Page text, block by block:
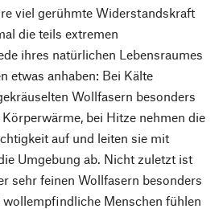
viel gerühmte Widerstandskraft
die teils extremen
ihres natürlichen Lebensraumes
etwas anhaben: Bei Kälte
Wollfasern besonders
bei Hitze nehmen die
auf und leiten sie mit
Umgebung ab. Nicht zuletzt ist
sehr feinen Wollfasern besonders
Menschen fühlen